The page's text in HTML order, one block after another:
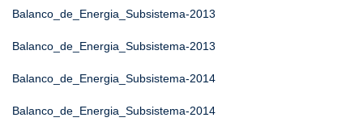
Balanco_de_Energia_Subsistema-2013
Balanco_de_Energia_Subsistema-2013
Balanco_de_Energia_Subsistema-2014
Balanco_de_Energia_Subsistema-2014